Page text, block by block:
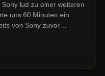
lud zu einer weiteren
uns 60 Minuten ein
von Sony zuvor
von "Insomniac
zeigte sich auch